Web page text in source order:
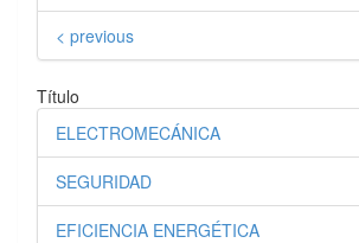
< previous
Título
ELECTROMECÁNICA
SEGURIDAD
EFICIENCIA ENERGÉTICA